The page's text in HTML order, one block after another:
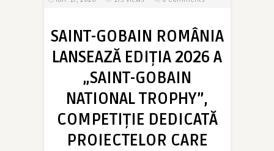
SAINT-GOBAIN ROMÂNIA
LANSEAZĂ EDIȚIA 2026 A
„SAINT-GOBAIN
NATIONAL TROPHY”,
COMPETIȚIE DEDICATĂ
PROIECTELOR CARE